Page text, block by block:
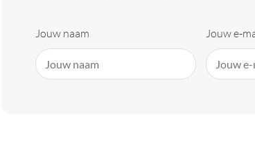
Jouw naam Jouw e-